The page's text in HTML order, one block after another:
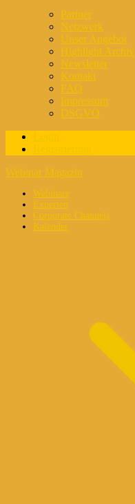
Partner
Netzwerk
Unser Angebot
Highlight Archiv
Newsletter
Kontakt
FAQ
Impressum
DSGVO
Webinar Magazin
Webinare
Experten
Corporate Channels
Kalender